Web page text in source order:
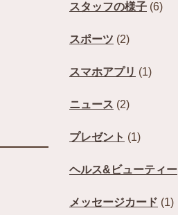
スタッフの様子 (6)
スポーツ (2)
スマホアプリ (1)
ニュース (2)
プレゼント (1)
ヘルス&ビューティー
メッセージカード (1)